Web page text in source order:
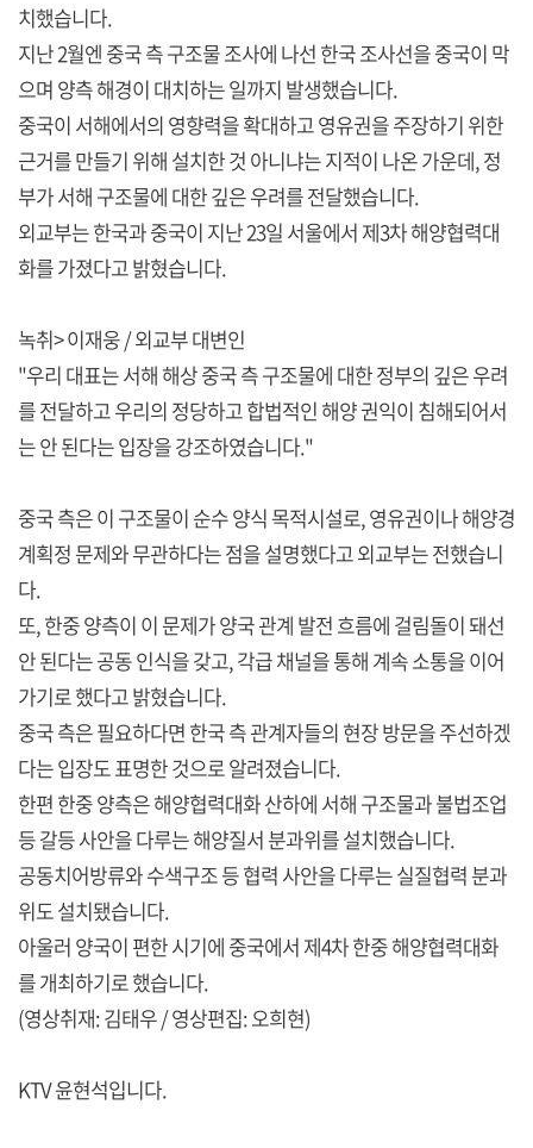
치했습니다.
지난 2월엔 중국 측 구조물 조사에 나선 한국 조사선을 중국이 막
으며 양측 해경이 대치하는 일까지 발생했습니다.
중국이 서해에서의 영향력을 확대하고 영유권을 주장하기 위한
근거를 만들기 위해 설치한 것 아니냐는 지적이 나온 가운데, 정
부가 서해 구조물에 대한 깊은 우려를 전달했습니다.
외교부는 한국과 중국이 지난 23일 서울에서 제3차 해양협력대
화를 가졌다고 밝혔습니다.
녹취> 이재웅 / 외교부 대변인
"우리 대표는 서해 해상 중국 측 구조물에 대한 정부의 깊은 우려
를 전달하고 우리의 정당하고 합법적인 해양 권익이 침해되어서
는 안 된다는 입장을 강조하였습니다."
중국 측은 이 구조물이 순수 양식 목적시설로, 영유권이나 해양경
계획정 문제와 무관하다는 점을 설명했다고 외교부는 전했습니
다.
또, 한중 양측이 이 문제가 양국 관계 발전 흐름에 걸림돌이 돼선
안 된다는 공동 인식을 갖고, 각급 채널을 통해 계속 소통을 이어
가기로 했다고 밝혔습니다.
중국 측은 필요하다면 한국 측 관계자들의 현장 방문을 주선하겠
다는 입장도 표명한 것으로 알려졌습니다.
한편 한중 양측은 해양협력대화 산하에 서해 구조물과 불법조업
등 갈등 사안을 다루는 해양질서 분과위를 설치했습니다.
공동치어방류와 수색구조 등 협력 사안을 다루는 실질협력 분과
위도 설치됐습니다.
아울러 양국이 편한 시기에 중국에서 제4차 한중 해양협력대화
를 개최하기로 했습니다.
(영상취재: 김태우 / 영상편집: 오희현)
KTV 윤현석입니다.